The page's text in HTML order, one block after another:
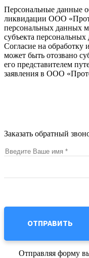
Персональные данные
ликвидации ООО
персональных данных
субъекта
Согласие на
может быть отозвано
его представителем
заявления в ООО
Заказать обратный
Отправляя форму